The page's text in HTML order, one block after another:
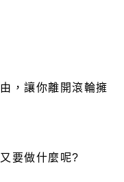
，讓你離開滾輪擁
要做什麼呢?